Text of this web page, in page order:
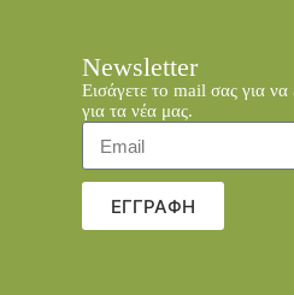
Newsletter
Εισάγετε το mail σας για να
για τα νέα μας.
ΕΓΓΡΑΦΗ